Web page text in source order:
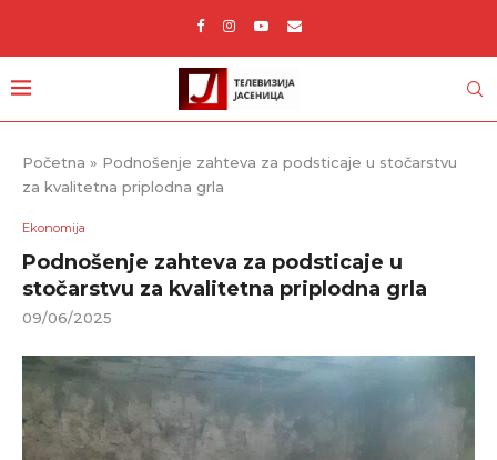
Početna » Podnošenje zahteva za podsticaje u stočarstvu
za kvalitetna priplodna grla
Ekonomija
Podnošenje zahteva za podsticaje u
stočarstvu za kvalitetna priplodna grla
09/06/2025